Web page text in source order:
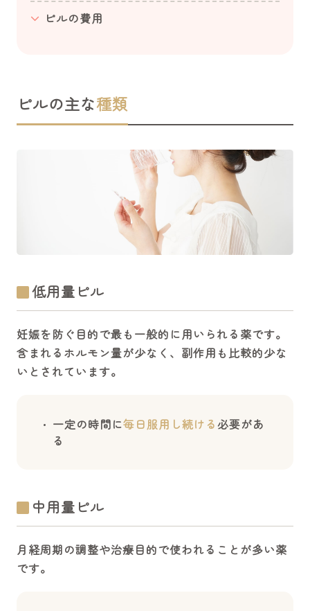
ピルの費用
ピルの主な種類
低用量ピル
妊娠を防ぐ目的で最も一般的に用いられる薬です。
含まれるホルモン量が少なく、副作用も比較的少な
いとされています。
一定の時間に毎日服用し続ける必要があ
る
中用量ピル
月経周期の調整や治療目的で使われることが多い薬
です。